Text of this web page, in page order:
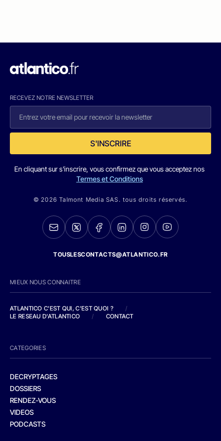
RECEVEZ NOTRE NEWSLETTER
S'INSCRIRE
En cliquant sur s'inscrire, vous confirmez que vous acceptez nos
Termes et Conditions
© 2026 Talmont Media SAS. tous droits réservés.
TOUSLESCONTACTS@ATLANTICO.FR
MIEUX NOUS CONNAITRE
ATLANTICO C'EST QUI, C'EST QUOI ?
/
LE RESEAU D'ATLANTICO
/ CONTACT
CATEGORIES
DECRYPTAGES
DOSSIERS
RENDEZ-VOUS
VIDEOS
PODCASTS